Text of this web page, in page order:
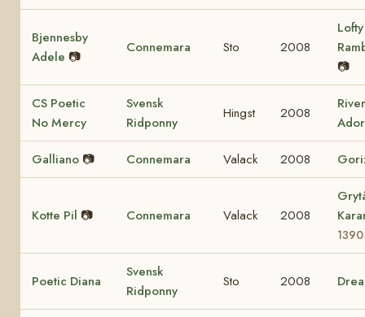
Bjennesby
Adele 📷
Connemara Sto 2008
📷
CS Poetic
No Mercy
Svensk
Ridponny
Hingst 2008
Galliano 📷 Connemara Valack 2008
Kotte Pil 📷 Connemara Valack 2008
1390
Poetic Diana
Svensk
Ridponny
Sto 2008